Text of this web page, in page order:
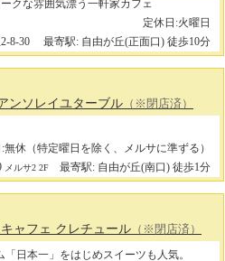
クな雰囲気漂う一軒家カフェ
定休日:火曜日
8-30
最寄駅: 自由が丘(正面口) 徒歩10分
ンソレイユターブル （※閉店済）
休（特定曜日を除く、メルサに準ずる）
メルサ2 2F 最寄駅: 自由が丘(南口) 徒歩1分
ャフェ クレチュール （※閉店済）
日本一」をはじめスイーツも人気。